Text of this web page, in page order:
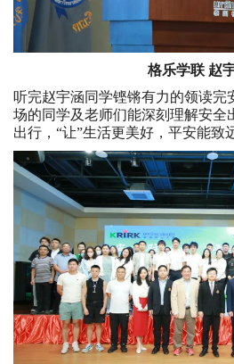
格乐学联 赵
听完赵宇涵同学铿锵有力的领读完
场的同学及老师们能深刻理解安全
出行，“让”生活更美好，平安能致